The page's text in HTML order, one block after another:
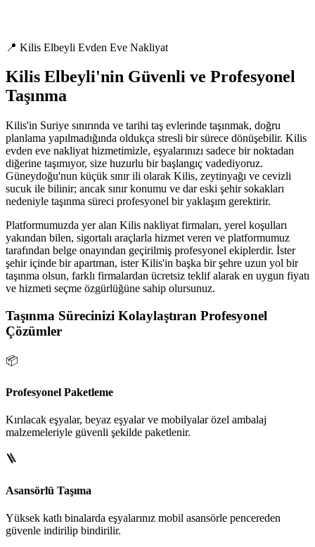
📍 Kilis Elbeyli Evden Eve Nakliyat
Kilis Elbeyli'nin Güvenli ve Profesyonel
Taşınma
Kilis'in Suriye sınırında ve tarihi taş evlerinde taşınmak, doğru
planlama yapılmadığında oldukça stresli bir sürece dönüşebilir. Kilis
evden eve nakliyat hizmetimizle, eşyalarınızı sadece bir noktadan
diğerine taşımıyor, size huzurlu bir başlangıç vadediyoruz.
Güneydoğu'nun küçük sınır ili olarak Kilis, zeytinyağı ve cevizli
sucuk ile bilinir; ancak sınır konumu ve dar eski şehir sokakları
nedeniyle taşınma süreci profesyonel bir yaklaşım gerektirir.
Platformumuzda yer alan Kilis nakliyat firmaları, yerel koşulları
yakından bilen, sigortalı araçlarla hizmet veren ve platformumuz
tarafından belge onayından geçirilmiş profesyonel ekiplerdir. İster
şehir içinde bir apartman, ister Kilis'in başka bir şehre uzun yol bir
taşınma olsun, farklı firmalardan ücretsiz teklif alarak en uygun fiyatı
ve hizmeti seçme özgürlüğüne sahip olursunuz.
Taşınma Sürecinizi Kolaylaştıran Profesyonel
Çözümler
📦
Profesyonel Paketleme
Kırılacak eşyalar, beyaz eşyalar ve mobilyalar özel ambalaj
malzemeleriyle güvenli şekilde paketlenir.
🪜
Asansörlü Taşıma
Yüksek katlı binalarda eşyalarınız mobil asansörle pencereden
güvenle indirilip bindirilir.